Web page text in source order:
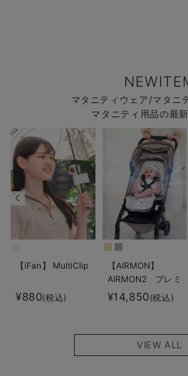
マタニティウェア/マタニ
マタニティ用品の最
【iFan】 MultiClip
¥880(税込)
【AIRMON】
AIRMON2 プレミ
アム
¥14,850(税込)
VIEW ALL